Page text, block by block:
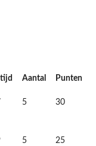
Aantal Punten
5 30
5 25